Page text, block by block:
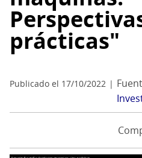
prácticas"
Publicado el 17/10/2022